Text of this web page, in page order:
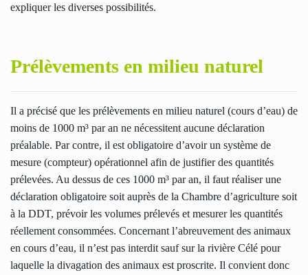
expliquer les diverses possibilités.
Prélèvements en milieu naturel
Il a précisé que les prélèvements en milieu naturel (cours d’eau) de
moins de 1000 m³ par an ne nécessitent aucune déclaration
préalable. Par contre, il est obligatoire d’avoir un système de
mesure (compteur) opérationnel afin de justifier des quantités
prélevées. Au dessus de ces 1000 m³ par an, il faut réaliser une
déclaration obligatoire soit auprès de la Chambre d’agriculture soit
à la DDT, prévoir les volumes prélevés et mesurer les quantités
réellement consommées. Concernant l’abreuvement des animaux
en cours d’eau, il n’est pas interdit sauf sur la rivière Célé pour
laquelle la divagation des animaux est proscrite. Il convient donc